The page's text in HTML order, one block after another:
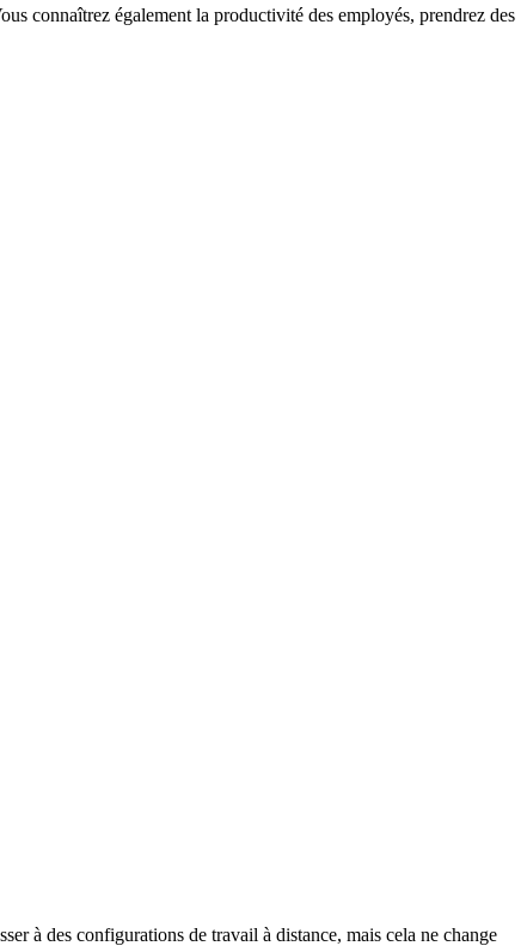
connaîtrez également la productivité des employés, prendrez des
à des configurations de travail à distance, mais cela ne change